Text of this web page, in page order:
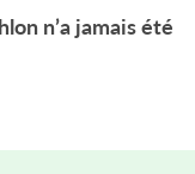
n’a jamais été